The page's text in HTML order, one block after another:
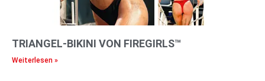
TRIANGEL-BIKINI VON FIREGIRLS™
Weiterlesen »